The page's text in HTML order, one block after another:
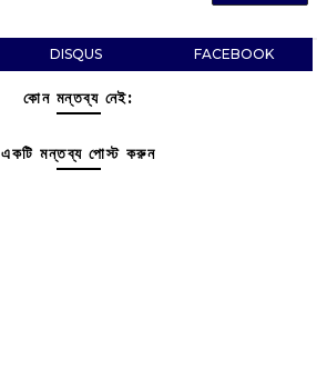
DISQUS FACEBOOK
কোন মন্তব্য নেই:
একটি মন্তব্য পোস্ট করুন